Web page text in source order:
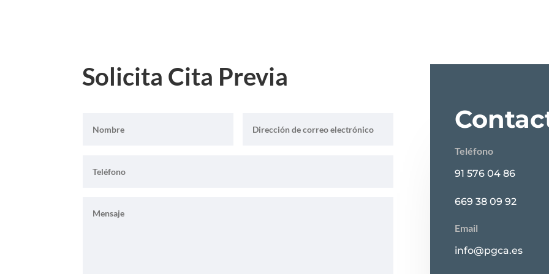
Solicita Cita Previa
Teléfono
91 576 04 86
669 38 09 92
Email
info@pgca.es